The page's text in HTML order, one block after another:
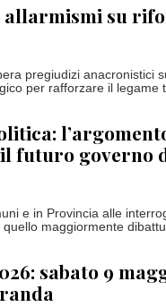
allarmismi su
pregiudizi anacronistici
per rafforzare il legame
futuro governo
e in Provincia alle
maggiormente
sabato 9